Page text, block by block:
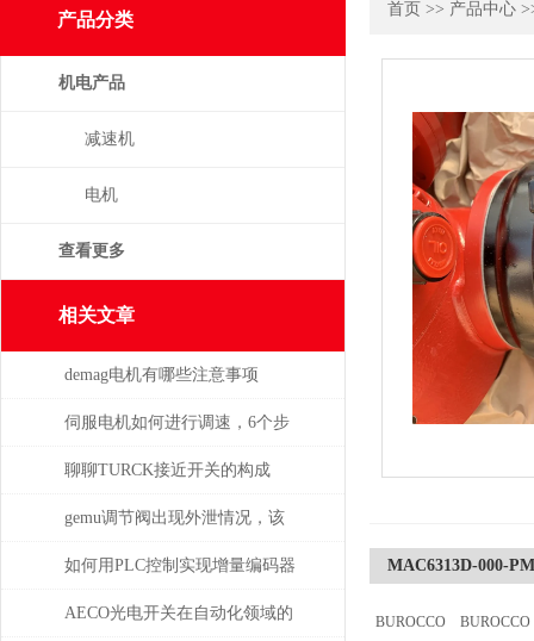
产品分类
机电产品
减速机
电机
查看更多
相关文章
demag电机有哪些注意事项
伺服电机如何进行调速，6个步
骤轻松解决！
聊聊TURCK接近开关的构成
gemu调节阀出现外泄情况，该
如何处理
如何用PLC控制实现增量编码器
的定位功能？
AECO光电开关在自动化领域的
首页 >> 产品中心
MAC6313D-000-
BUROCCO BUROCCO